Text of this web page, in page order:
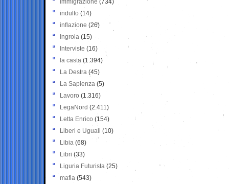
Immigrazione (734)
indulto (14)
inflazione (26)
Ingroia (15)
Interviste (16)
la casta (1.394)
La Destra (45)
La Sapienza (5)
Lavoro (1.316)
LegaNord (2.411)
Letta Enrico (154)
Liberi e Uguali (10)
Libia (68)
Libri (33)
Liguria Futurista (25)
mafia (543)